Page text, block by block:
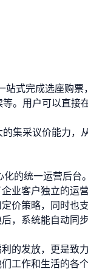
式完成选座购票
用户可以直接
集采议价能力
的统一运营后
业客户独立的运营
价策略，同时也
系统能自动同
的发放，更是
工作和生活的各个